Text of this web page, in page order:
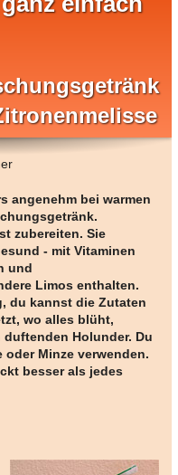
angenehm bei warmen
zubereiten. Sie
- mit Vitaminen
und
Limos enthalten.
du kannst die Zutaten
wo alles blüht,
Holunder. Du
Minze verwenden.
besser als jedes